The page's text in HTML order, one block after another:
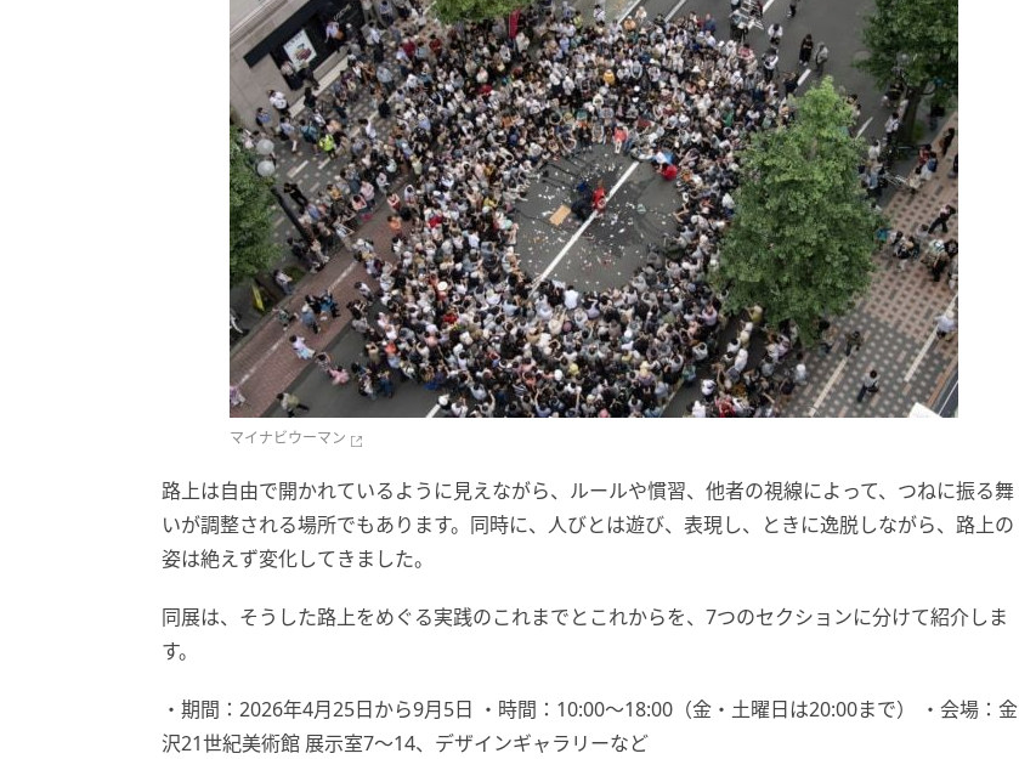
マイナビウーマン
路上は自由で開かれているように見えながら、ルールや慣習、他者の視線によって、つねに振る舞
いが調整される場所でもあります。同時に、人びとは遊び、表現し、ときに逸脱しながら、路上の
姿は絶えず変化してきました。
同展は、そうした路上をめぐる実践のこれまでとこれからを、7つのセクションに分けて紹介しま
す。
・期間：2026年4月25日から9月5日 ・時間：10:00〜18:00（金・土曜日は20:00まで） ・会場：金
沢21世紀美術館 展示室7〜14、デザインギャラリーなど